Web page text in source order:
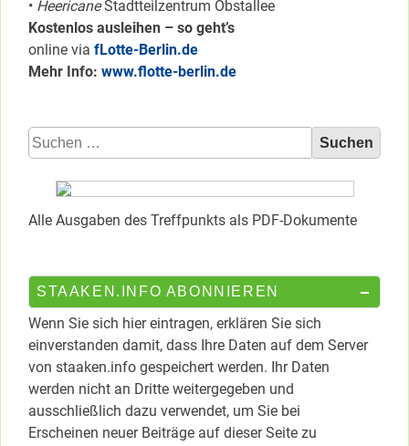
• HeericaneStadtteilzentrum Obstallee
Kostenlos ausleihen – so geht’s
online via fLotte-Berlin.de
Mehr Info: www.flotte-berlin.de
Suchen
nach:
Alle Ausgaben des Treffpunkts als PDF-Dokumente
STAAKEN.INFO ABONNIEREN
Wenn Sie sich hier eintragen, erklären Sie sich
einverstanden damit, dass Ihre Daten auf dem Server
von staaken.info gespeichert werden. Ihr Daten
werden nicht an Dritte weitergegeben und
ausschließlich dazu verwendet, um Sie bei
Erscheinen neuer Beiträge auf dieser Seite zu